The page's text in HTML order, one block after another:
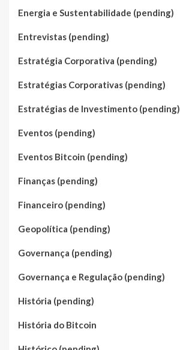
Energia e Sustentabilidade (pending)
Entrevistas (pending)
Estratégia Corporativa (pending)
Estratégias Corporativas (pending)
Estratégias de Investimento (pending)
Eventos (pending)
Eventos Bitcoin (pending)
Finanças (pending)
Financeiro (pending)
Geopolítica (pending)
Governança (pending)
Governança e Regulação (pending)
História (pending)
História do Bitcoin